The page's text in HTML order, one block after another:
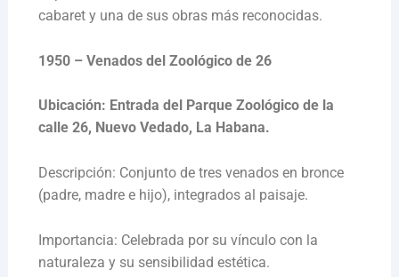
cabaret y una de sus obras más reconocidas.
1950 – Venados del Zoológico de 26
Ubicación: Entrada del Parque Zoológico de la
calle 26, Nuevo Vedado, La Habana.
Descripción: Conjunto de tres venados en bronce
(padre, madre e hijo), integrados al paisaje.
Importancia: Celebrada por su vínculo con la
naturaleza y su sensibilidad estética.